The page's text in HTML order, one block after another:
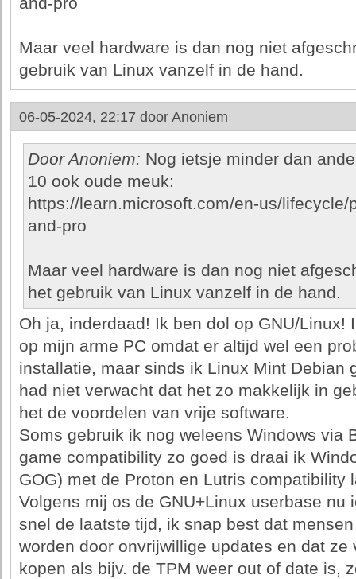
Maar veel hardware is dan nog niet
gebruik van Linux vanzelf in de hand.
06-05-2024, 22:17 door Anoniem
Door Anoniem: Nog ietsje minder dan
10 ook oude meuk:
https://learn.microsoft.com/en-us/
and-pro
Maar veel hardware is dan nog niet
het gebruik van Linux vanzelf in de hand.
Oh ja, inderdaad! Ik ben dol op GNU/Linux!
op mijn arme PC omdat er altijd wel een
installatie, maar sinds ik Linux Mint Debian
had niet verwacht dat het zo makkelijk in
het de voordelen van vrije software.
Soms gebruik ik nog weleens Windows via
game compatibility zo goed is draai ik
GOG) met de Proton en Lutris compatibility
Volgens mij os de GNU+Linux userbase nu
snel de laatste tijd, ik snap best dat
worden door onvrijwillige updates en dat
kopen als bijv. de TPM weer out of date is,